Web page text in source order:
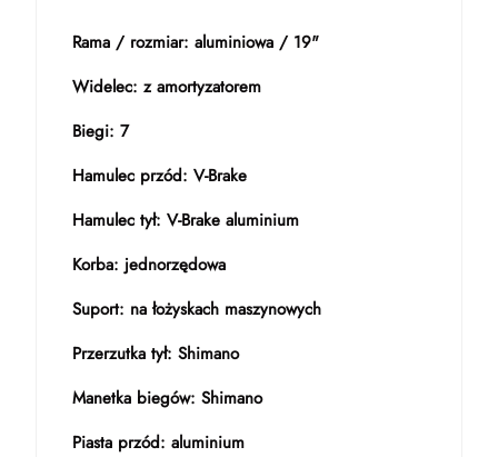
Rama / rozmiar: aluminiowa / 19"
Widelec: z amortyzatorem
Biegi: 7
Hamulec przód: V-Brake
Hamulec tył: V-Brake aluminium
Korba: jednorzędowa
Suport: na łożyskach maszynowych
Przerzutka tył: Shimano
Manetka biegów: Shimano
Piasta przód: aluminium